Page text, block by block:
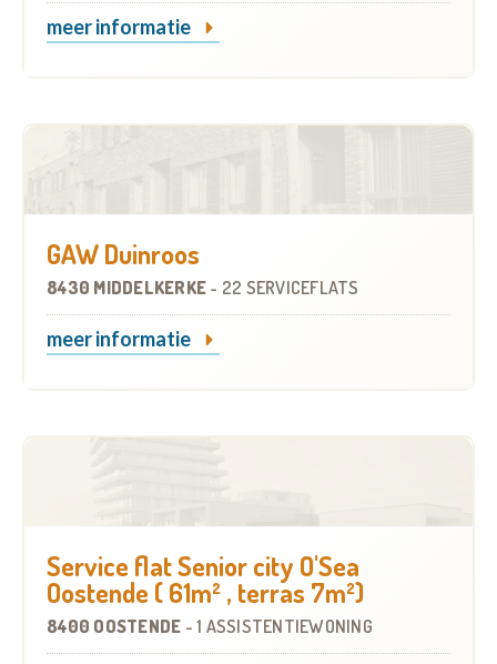
meer informatie
GAW Duinroos
8430 MIDDELKERKE - 22 SERVICEFLATS
meer informatie
Service flat Senior city O'Sea
Oostende ( 61m² , terras 7m²)
8400 OOSTENDE - 1 ASSISTENTIEWONING